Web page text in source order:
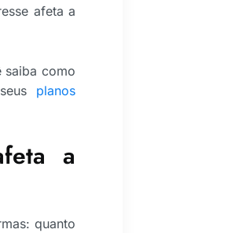
afeta a
saiba como
planos
a
quanto